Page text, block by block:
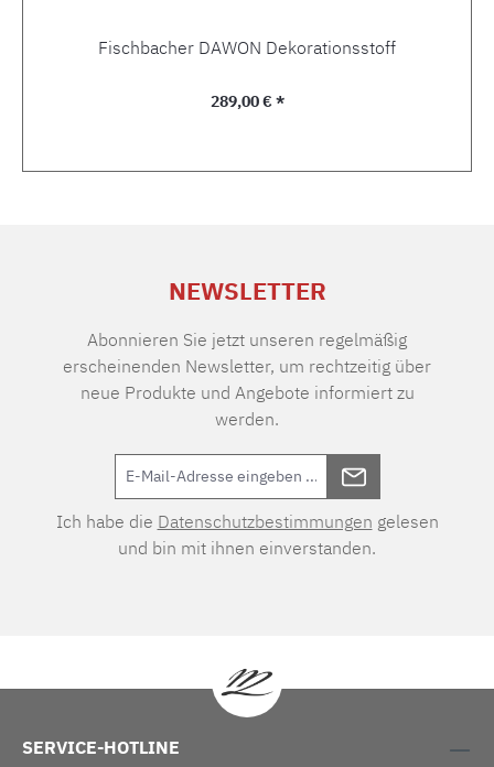
Fischbacher DAWON Dekorationsstoff
Regulärer Preis:
289,00 € *
NEWSLETTER
Abonnieren Sie jetzt unseren regelmäßig
erscheinenden Newsletter, um rechtzeitig über
neue Produkte und Angebote informiert zu
werden.
Ich habe die Datenschutzbestimmungen gelesen
und bin mit ihnen einverstanden.
SERVICE-HOTLINE